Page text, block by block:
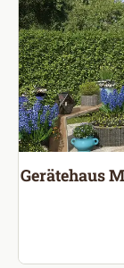
Gerätehaus